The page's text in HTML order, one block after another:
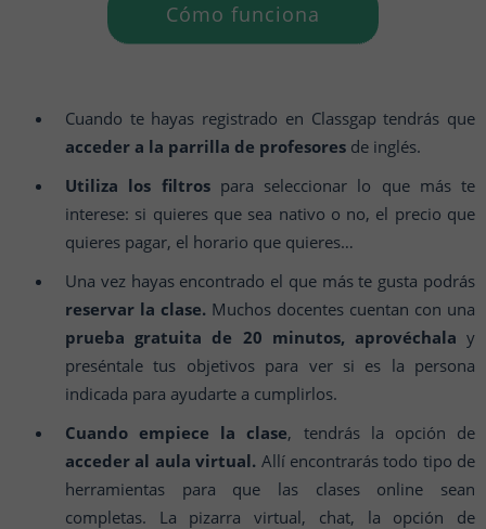
Cómo funciona
Cuando te hayas registrado en Classgap tendrás que
acceder a la parrilla de profesores de inglés.
Utiliza los filtrospara seleccionar lo que más te
interese: si quieres que sea nativo o no, el precio que
quieres pagar, el horario que quieres…
Una vez hayas encontrado el que más te gusta podrás
reservar la clase. Muchos docentes cuentan con una
prueba gratuita de 20 minutos, aprovéchala y
preséntale tus objetivos para ver si es la persona
indicada para ayudarte a cumplirlos.
Cuando empiece la clase, tendrás la opción de
acceder al aula virtual. Allí encontrarás todo tipo de
herramientas para que las clases online sean
completas. La pizarra virtual, chat, la opción de